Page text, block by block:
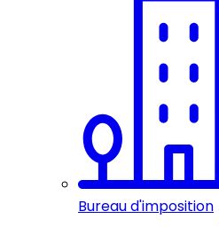
Bureau d'imposition